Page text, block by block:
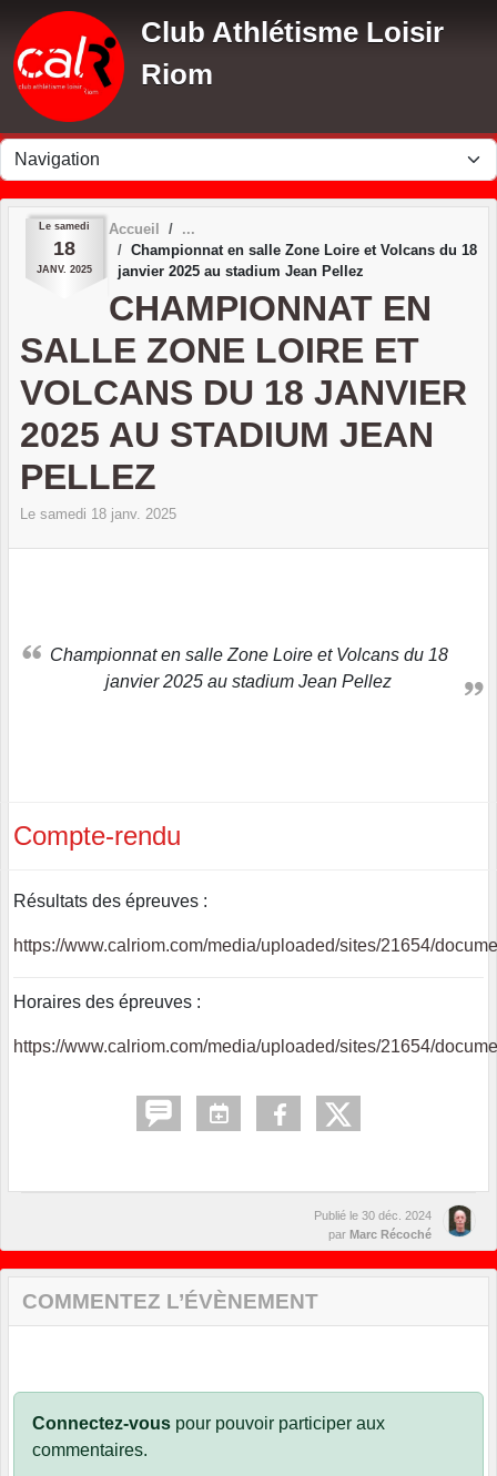
Club Athlétisme Loisir
Riom
Le samedi
18
JANV. 2025
Accueil
Championnat en salle Zone Loire et Volcans du 18
janvier 2025 au stadium Jean Pellez
CHAMPIONNAT EN
SALLE ZONE LOIRE ET
VOLCANS DU 18 JANVIER
2025 AU STADIUM JEAN
PELLEZ
Le samedi 18 janv. 2025
Championnat en salle Zone Loire et Volcans du 18
janvier 2025 au stadium Jean Pellez
Compte-rendu
Résultats des épreuves :
https://www.calriom.com/media/uploaded/sites/21654/
Horaires des épreuves :
https://www.calriom.com/media/uploaded/sites/21654/
Publié le 30 déc. 2024
par Marc Récoché
COMMENTEZ L’ÉVÈNEMENT
Connectez-vous pour pouvoir participer aux
commentaires.
Panneau de gestion des cookies